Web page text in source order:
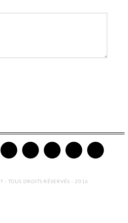
- TOUS DROITS RÉSERVÉS - 2016